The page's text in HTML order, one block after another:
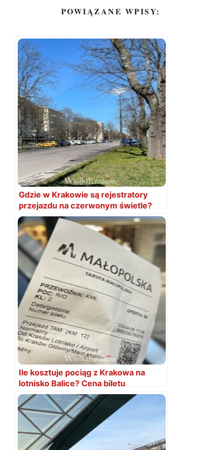
POWIĄZANE WPISY:
Gdzie w Krakowie są rejestratory
przejazdu na czerwonym świetle?
Ile kosztuje pociąg z Krakowa na
lotnisko Balice? Cena biletu